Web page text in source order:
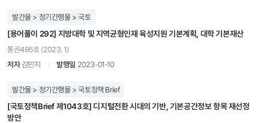
발간물 > 정기간행물 > 국토
[용어풀이 292] 지방대학 및 지역균형인재 육성지원 기본계획, 대학 기본재산
통권495호 (2023. 1)
저자김민지 발행일 2023-01-10
발간물 > 정기간행물 > 국토정책 Brief
[국토정책Brief 제1043호] 디지털전환 시대의 기반, 기본공간정보 항목 재선정
방안